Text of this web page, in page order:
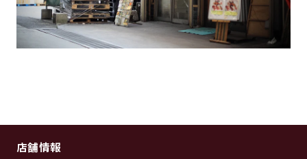
店舗情報